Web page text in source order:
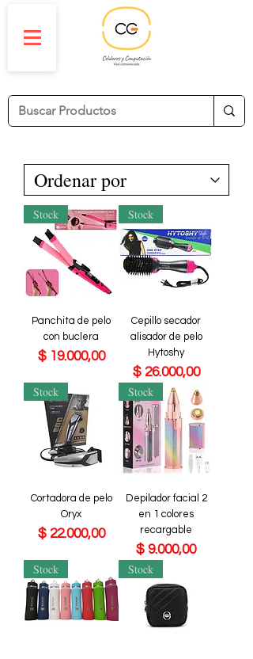
Stock
Panchita de pelo
con buclera
Precio
$ 19.000,00
Stock
Cepillo secador
alisador de pelo
Hytoshy
Precio
$ 26.000,00
Stock
Cortadora de pelo
Oryx
Precio
$ 22.000,00
Stock
Depilador facial 2
en 1 colores
recargable
Precio
$ 9.000,00
Stock Stock